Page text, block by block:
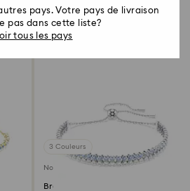
3 Couleurs
Nouveau
Bracelet Matrix
pays. Votre pays de livraison
pas dans cette liste?
tous les pays